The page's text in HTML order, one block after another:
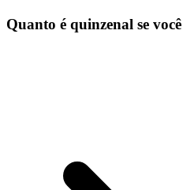
Quanto é quinzenal se